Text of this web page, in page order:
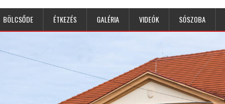
BÖLCSŐDE ÉTKEZÉS GALÉRIA VIDEÓK SÓSZOBA